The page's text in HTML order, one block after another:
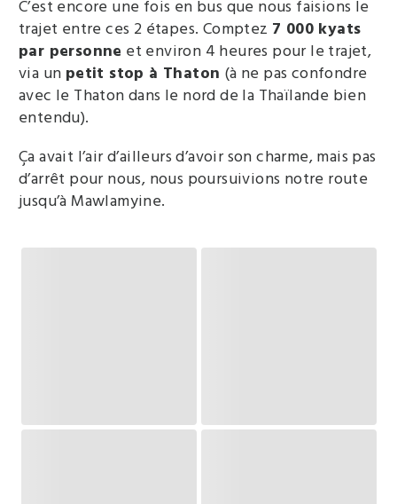
C’est encore une fois en bus que nous faisions le
trajet entre ces 2 étapes. Comptez 7 000 kyats
par personne et environ 4 heures pour le trajet,
via un petit stop à Thaton (à ne pas confondre
avec le Thaton dans le nord de la Thaïlande bien
entendu).
Ça avait l’air d’ailleurs d’avoir son charme, mais pas
d’arrêt pour nous, nous poursuivions notre route
jusqu’à Mawlamyine.